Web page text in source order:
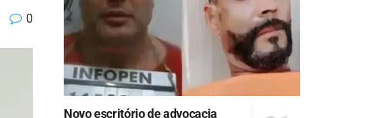
0
Novo escritório de advocacia